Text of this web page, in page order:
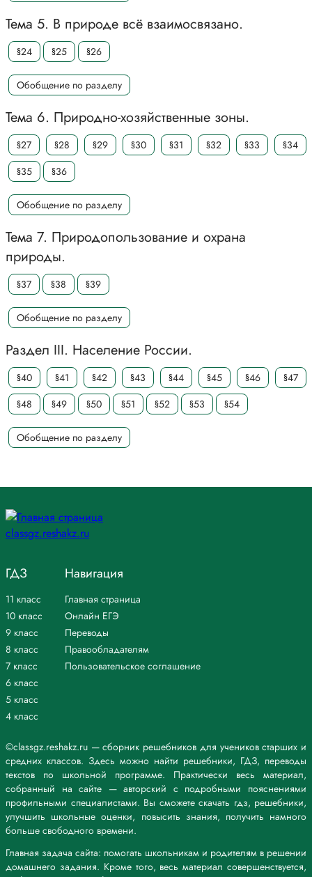
Тема 5. В природе всё взаимосвязано.
§24 §25 §26
Обобщение по разделу
Тема 6. Природно-хозяйственные зоны.
§27 §28 §29 §30 §31 §32 §33
§34
§35
§36
Обобщение по разделу
Тема 7. Природопользование и охрана
природы.
§37 §38 §39
Обобщение по разделу
Раздел III. Население России.
§40 §41 §42 §43 §44 §45 §46
§47
§48
§49 §50 §51 §52 §53 §54
Обобщение по разделу
©classgz.reshakz.ru — сборник решебников для учеников старших и
средних классов. Здесь можно найти решебники, ГДЗ, переводы
текстов по школьной программе. Практически весь материал,
собранный на сайте — авторский с подробными пояснениями
профильными специалистами. Вы сможете скачать гдз, решебники,
улучшить школьные оценки, повысить знания, получить намного
больше свободного времени.
Главная задача сайта: помогать школьникам и родителям в решении
домашнего задания. Кроме того, весь материал совершенствуется,
ГДЗ
11 класс
10 класс
9 класс
8 класс
7 класс
6 класс
5 класс
4 класс
Навигация
Главная страница
Онлайн ЕГЭ
Переводы
Правообладателям
Пользовательское соглашение